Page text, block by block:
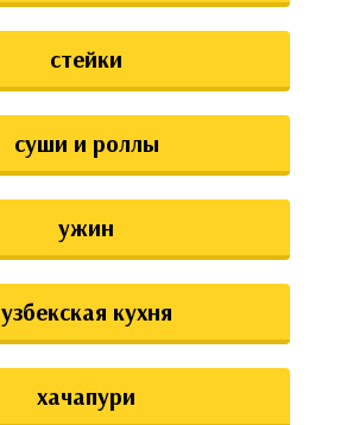
стейки
суши и роллы
ужин
узбекская кухня
хачапури